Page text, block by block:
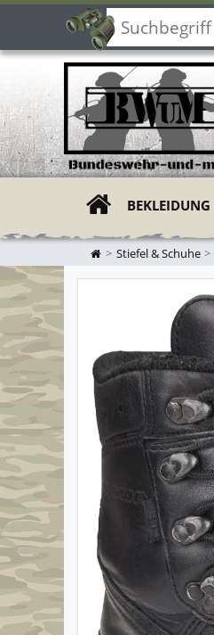
ZUR STARTSEITE
BEKLEIDUNG
Stiefel & Schuhe